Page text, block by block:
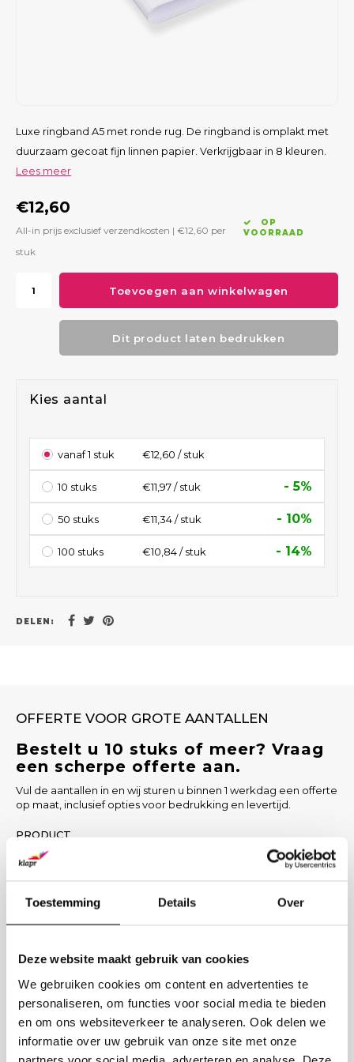
Toestemming Details Over
Deze website maakt gebruik van cookies
We gebruiken cookies om content en advertenties te
personaliseren, om functies voor social media te bieden
en om ons websiteverkeer te analyseren. Ook delen we
informatie over uw gebruik van onze site met onze
partners voor social media, adverteren en analyse. Deze
Luxe ringband A5 met ronde rug. De ringband is omplakt met
duurzaam gecoat fijn linnen papier. Verkrijgbaar in 8 kleuren.
Lees meer
€12,60
All-in prijs exclusief verzendkosten | €12,60 per
stuk
OP
VOORRAAD
Toevoegen aan winkelwagen
Dit product laten bedrukken
Kies aantal
vanaf 1 stuk €12,60 / stuk
10 stuks €11,97 / stuk - 5%
50 stuks €11,34 / stuk - 10%
100 stuks €10,84 / stuk - 14%
DELEN:
OFFERTE VOOR GROTE AANTALLEN
Bestelt u 10 stuks of meer? Vraag
een scherpe offerte aan.
Vul de aantallen in en wij sturen u binnen 1 werkdag een offerte
op maat, inclusief opties voor bedrukking en levertijd.
PRODUCT
BEDRIJFSNAAM
BEDRUKKING GEWENST? (OPTIONEEL)